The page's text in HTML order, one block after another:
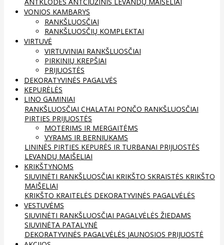
VONIOS KAMBARYS
RANKŠLUOSČIAI
RANKŠLUOSČIŲ KOMPLEKTAI
VIRTUVĖ
VIRTUVINIAI RANKŠLUOSČIAI
PIRKINIŲ KREPŠIAI
PRIJUOSTĖS
DEKORATYVINĖS PAGALVĖS
KEPURĖLĖS
LINO GAMINIAI
RANKŠLUOSČIAI CHALATAI PONČO RANKŠLUOSČIAI
PIRTIES PRIJUOSTĖS
MOTERIMS IR MERGAITĖMS
VYRAMS IR BERNIUKAMS
LININĖS PIRTIES KEPURĖS IR TURBANAI PRIJUOSTĖS
LEVANDŲ MAIŠELIAI
KRIKŠTYNOMS
SIUVINĖTI RANKŠLUOSČIAI KRIKŠTO SKRAISTĖS KRIKŠTO
MAIŠELIAI
KRIKŠTO KRAITELĖS DEKORATYVINĖS PAGALVĖLĖS
VESTUVĖMS
SIUVINĖTI RANKŠLUOSČIAI PAGALVĖLĖS ŽIEDAMS
SIUVINĖTA PATALYNĖ
DEKORATYVINĖS PAGALVĖLĖS JAUNOSIOS PRIJUOSTĖ